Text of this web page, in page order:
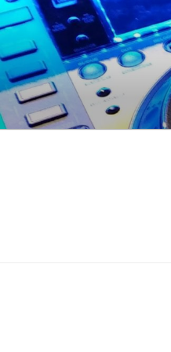
Zum
Inhalt
springen